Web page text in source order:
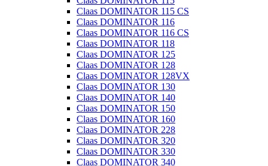
Claas DOMINATOR 115 CS
Claas DOMINATOR 116
Claas DOMINATOR 116 CS
Claas DOMINATOR 118
Claas DOMINATOR 125
Claas DOMINATOR 128
Claas DOMINATOR 128VX
Claas DOMINATOR 130
Claas DOMINATOR 140
Claas DOMINATOR 150
Claas DOMINATOR 160
Claas DOMINATOR 228
Claas DOMINATOR 320
Claas DOMINATOR 330
Claas DOMINATOR 340